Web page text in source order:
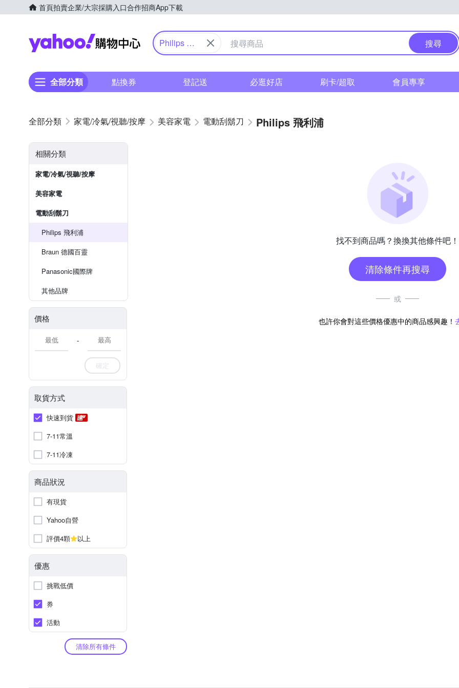
首頁拍賣企業/大宗採購入口合作招商App下載
Yahoo購物中心
Philips 飛
搜尋
全部分類 點換券 登記送 必逛好店 刷卡/超取 會員專享
家電/冷氣/視聽/按摩 美容家電 電動刮鬍刀 Philips 飛利浦
相關分類
家電/冷氣/視聽/按摩
美容家電
電動刮鬍刀
Philips 飛利浦
Braun 德國百靈
Panasonic國際牌
其他品牌
價格
-
確定
取貨方式
快速到貨
7-11常溫
7-11冷凍
商品狀況
有現貨
Yahoo自營
評價4顆
以上
優惠
挑戰低價
券
活動
清除所有條件
找不到商品嗎？換換其他條件吧！
清除條件再搜尋
或
也許你會對這些價格優惠中的商品感興趣！